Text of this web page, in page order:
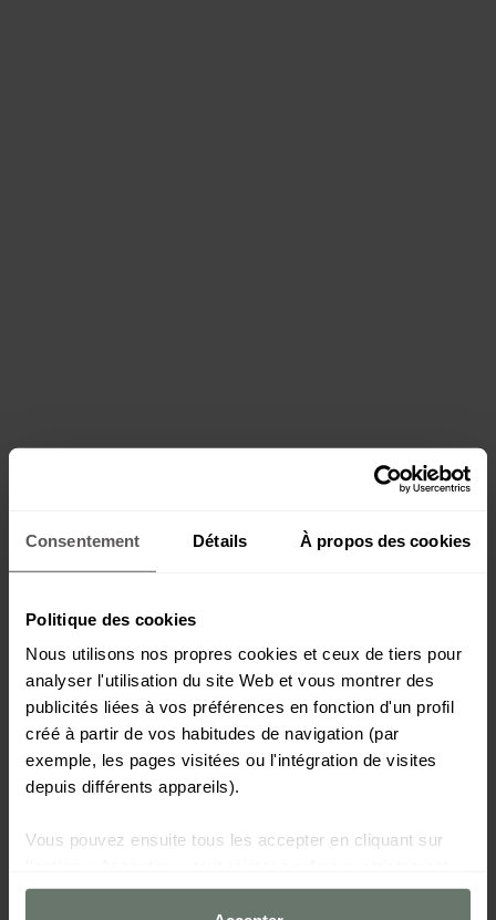
Consentement Détails À propos des cookies
Politique des cookies
Nous utilisons nos propres cookies et ceux de tiers pour
analyser l'utilisation du site Web et vous montrer des
publicités liées à vos préférences en fonction d'un profil
créé à partir de vos habitudes de navigation (par
exemple, les pages visitées ou l'intégration de visites
depuis différents appareils).
Vous pouvez ensuite tous les accepter en cliquant sur
nécessaires en cliquant sur « Refuser » ou les configurer